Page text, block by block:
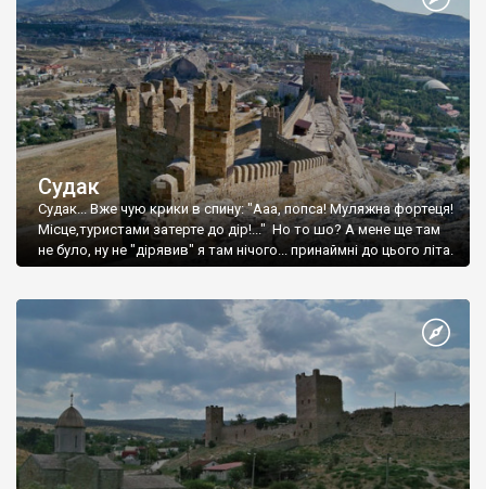
Судак
Судак... Вже чую крики в спину: "Ааа, попса! Муляжна фортеця!
Місце,туристами затерте до дір!..." Но то шо? А мене ще там
не було, ну не "дірявив" я там нічого... принаймні до цього літа.